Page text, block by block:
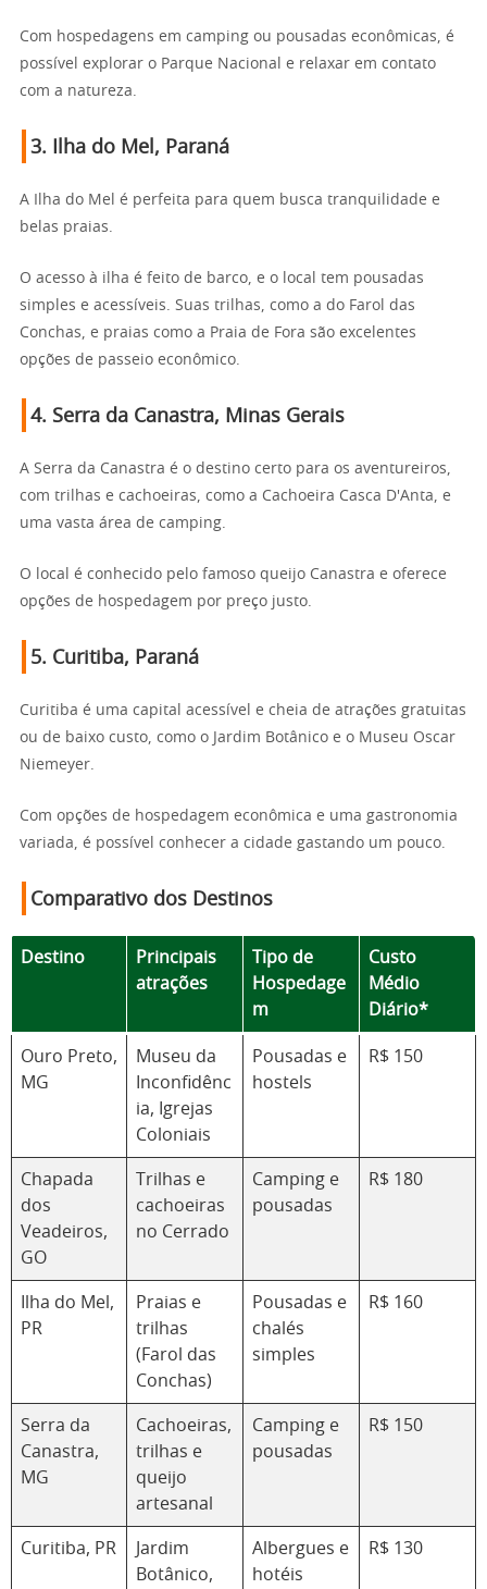
Com hospedagens em camping ou pousadas econômicas, é
possível explorar o Parque Nacional e relaxar em contato
com a natureza.
3. Ilha do Mel, Paraná
A Ilha do Mel é perfeita para quem busca tranquilidade e
belas praias.
O acesso à ilha é feito de barco, e o local tem pousadas
simples e acessíveis. Suas trilhas, como a do Farol das
Conchas, e praias como a Praia de Fora são excelentes
opções de passeio econômico.
4. Serra da Canastra, Minas Gerais
A Serra da Canastra é o destino certo para os aventureiros,
com trilhas e cachoeiras, como a Cachoeira Casca D'Anta, e
uma vasta área de camping.
O local é conhecido pelo famoso queijo Canastra e oferece
opções de hospedagem por preço justo.
5. Curitiba, Paraná
Curitiba é uma capital acessível e cheia de atrações gratuitas
ou de baixo custo, como o Jardim Botânico e o Museu Oscar
Niemeyer.
Com opções de hospedagem econômica e uma gastronomia
variada, é possível conhecer a cidade gastando um pouco.
Comparativo dos Destinos
Destino
Principais
atrações
Tipo de
Hospedage
m
Custo
Médio
Diário*
Ouro Preto,
MG
Museu da
Inconfidênc
ia, Igrejas
Coloniais
Pousadas e
hostels
R$ 150
Chapada
dos
Veadeiros,
GO
Trilhas e
cachoeiras
no Cerrado
Camping e
pousadas
R$ 180
Ilha do Mel,
PR
Praias e
trilhas
(Farol das
Conchas)
Pousadas e
chalés
simples
R$ 160
Serra da
Canastra,
MG
Cachoeiras,
trilhas e
queijo
artesanal
Camping e
pousadas
R$ 150
Curitiba, PR
Jardim
Botânico,
Albergues e
hotéis
R$ 130